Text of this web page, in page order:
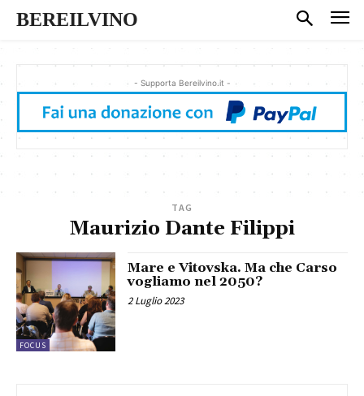
BEREILVINO
- Supporta Bereilvino.it -
TAG
Maurizio Dante Filippi
FOCUS
Mare e Vitovska. Ma che Carso
vogliamo nel 2050?
2 Luglio 2023